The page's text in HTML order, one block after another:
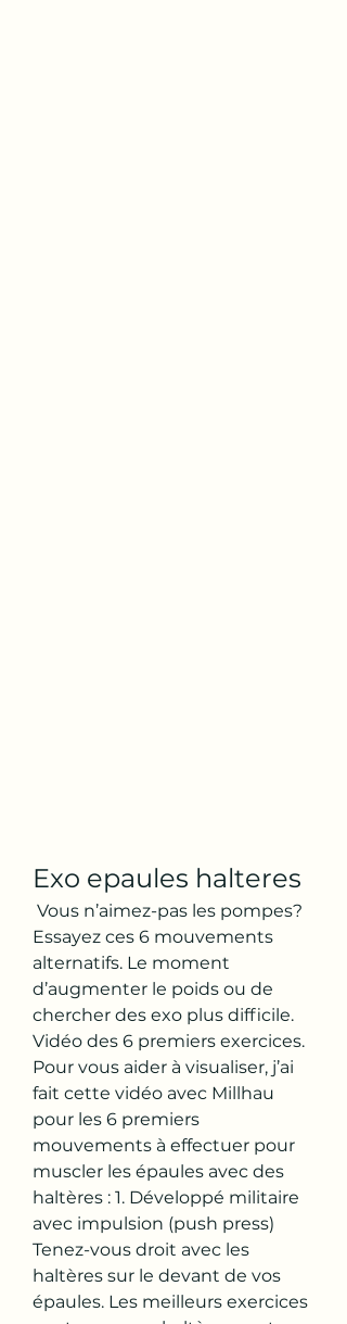
Exo epaules halteres
Essayez ces 6 mouvements
alternatifs. Le moment
d’augmenter le poids ou de
chercher des exo plus difficile.
Vidéo des 6 premiers exercices.
Pour vous aider à visualiser, j’ai
fait cette vidéo avec Millhau
pour les 6 premiers
mouvements à effectuer pour
muscler les épaules avec des
haltères : 1. Développé militaire
avec impulsion (push press)
Tenez-vous droit avec les
haltères sur le devant de vos
épaules. Les meilleurs exercices